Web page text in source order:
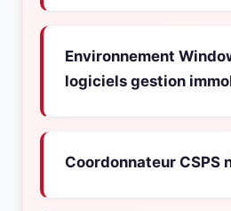
Environnement
logiciels gestion
Coordonnateur CSPS